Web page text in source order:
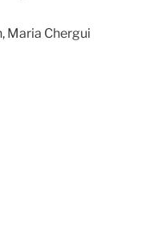
Maria Chergui